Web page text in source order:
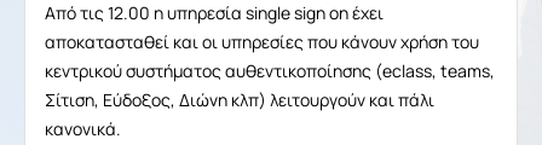
Από τις 12.00 η υπηρεσία single sign on έχει
αποκατασταθεί και οι υπηρεσίες που κάνουν χρήση του
κεντρικού συστήματος αυθεντικοποίησης (eclass, teams,
Σίτιση, Εύδοξος, Διώνη κλπ) λειτουργούν και πάλι
κανονικά.